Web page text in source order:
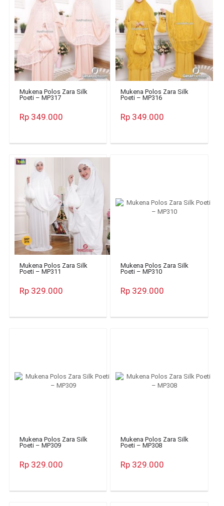
Mukena Polos Zara Silk
Poeti – MP317
Rp 349.000
Mukena Polos Zara Silk
Poeti – MP316
Rp 349.000
Mukena Polos Zara Silk
Poeti – MP311
Rp 329.000
Mukena Polos Zara Silk
Poeti – MP310
Rp 329.000
Mukena Polos Zara Silk
Poeti – MP309
Rp 329.000
Mukena Polos Zara Silk
Poeti – MP308
Rp 329.000